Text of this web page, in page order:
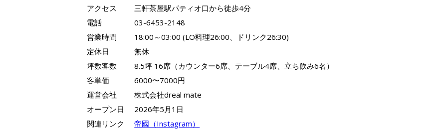
アクセス
三軒茶屋駅パティオ口から徒歩4分
電話
03-6453-2148
営業時間
18:00～03:00 (LO料理26:00、ドリンク26:30)
定休日
無休
坪数客数
8.5坪 16席（カウンター6席、テーブル4席、立ち飲み6名）
客単価
6000〜7000円
運営会社
株式会社dreal mate
オープン日
2026年5月1日
関連リンク
帝國（Instagram）